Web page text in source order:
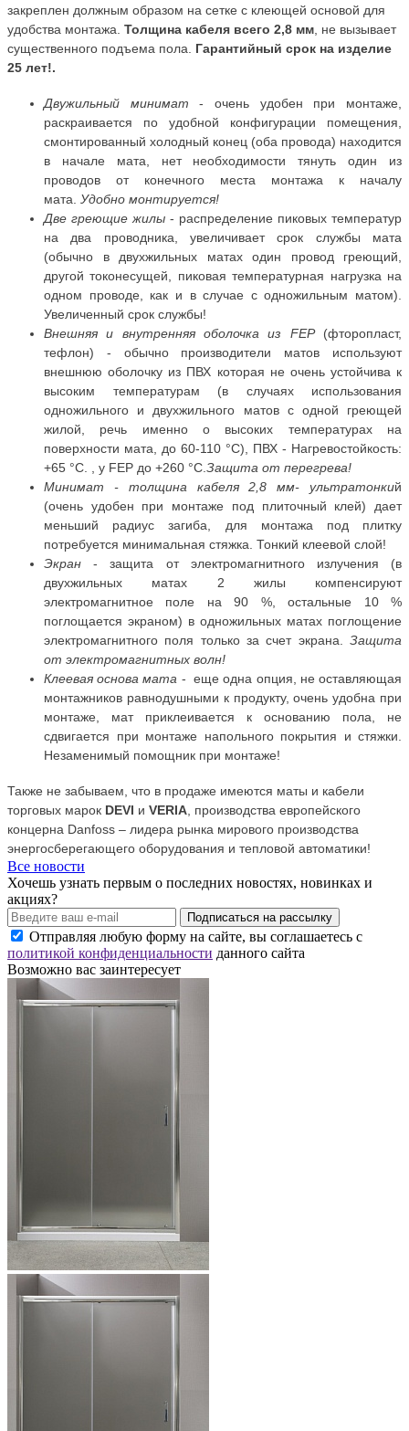
закреплен должным образом на сетке с клеющей основой для
удобства монтажа. Толщина кабеля всего 2,8 мм, не вызывает
существенного подъема пола. Гарантийный срок на изделие
25 лет!.
Двужильный минимат- очень удобен при монтаже,
раскраивается по удобной конфигурации помещения,
смонтированный холодный конец (оба провода) находится
в начале мата, нет необходимости тянуть один из
проводов от конечного места монтажа к началу
мата. Удобно монтируется!
Две греющие жилы - распределение пиковых температур
на два проводника, увеличивает срок службы мата
(обычно в двухжильных матах один провод греющий,
другой токонесущей, пиковая температурная нагрузка на
одном проводе, как и в случае с одножильным матом).
Увеличенный срок службы!
Внешняя и внутренняя оболочка из FEP(фторопласт,
тефлон) - обычно производители матов используют
внешнюю оболочку из ПВХ которая не очень устойчива к
высоким температурам (в случаях использования
одножильного и двухжильного матов с одной греющей
жилой, речь именно о высоких температурах на
поверхности мата, до 60-110 °C), ПВХ - Нагревостойкость:
+65 °C. , у FEP до +260 °С.Защита от перегрева!
Минимат - толщина кабеля 2,8 мм- ультратонкий
(очень удобен при монтаже под плиточный клей) дает
меньший радиус загиба, для монтажа под плитку
потребуется минимальная стяжка. Тонкий клеевой слой!
Экран - защита от электромагнитного излучения (в
двухжильных матах 2 жилы компенсируют
электромагнитное поле на 90 %, остальные 10 %
поглощается экраном) в одножильных матах поглощение
электромагнитного поля только за счет экрана. Защита
от электромагнитных волн!
Клеевая основа мата - еще одна опция, не оставляющая
монтажников равнодушными к продукту, очень удобна при
монтаже, мат приклеивается к основанию пола, не
сдвигается при монтаже напольного покрытия и стяжки.
Незаменимый помощник при монтаже!
Также не забываем, что в продаже имеются маты и кабели
торговыx марок DEVI и VERIA, производства европейского
концерна Danfoss – лидера рынка мирового производства
энергосберегающего оборудования и тепловой автоматики!
Все новости
Хочешь узнать первым о последних новостях, новинках и
акциях?
Подписаться на рассылку
Отправляя любую форму на сайте, вы соглашаетесь с
политикой конфиденциальности данного сайта
Возможно вас заинтересует